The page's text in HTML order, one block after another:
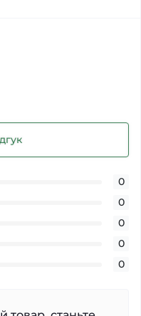
0
0
0
0
0